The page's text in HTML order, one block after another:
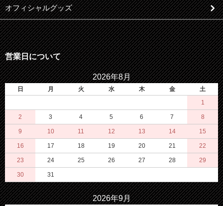
オフィシャルグッズ
営業日について
2026年8月
日 月 火 水 木 金
土
1
2 3 4 5 6 7 8
9 10 11 12 13 14 15
16 17 18 19 20 21 22
23 24 25 26 27 28 29
30 31
2026年9月